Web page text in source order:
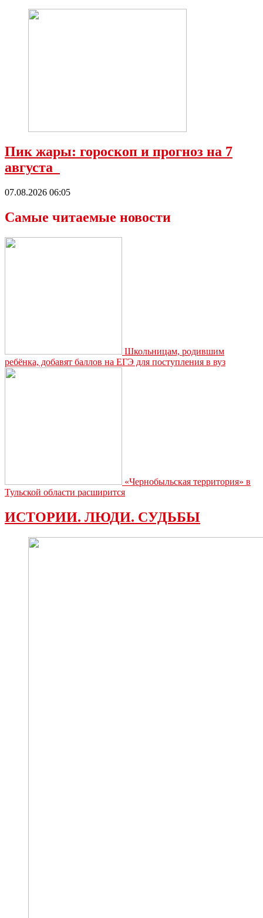
Пик жары: гороскоп и прогноз на 7
августа
07.08.2026 06:05
Самые читаемые новости
Школьницам, родившим
ребёнка, добавят баллов на ЕГЭ для поступления в вуз
«Чернобыльская территория» в
Тульской области расширится
ИСТОРИИ. ЛЮДИ. СУДЬБЫ